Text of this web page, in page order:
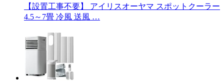
【設置工事不要】 アイリスオーヤマ スポットクーラー
4.5～7畳 冷風 送風 …